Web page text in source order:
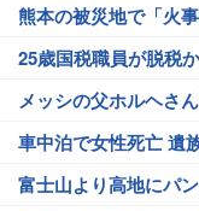
熊本の被災地で「火
25歳国税職員が脱税
メッシの父ホルヘさ
車中泊で女性死亡 遺
富士山より高地にパ